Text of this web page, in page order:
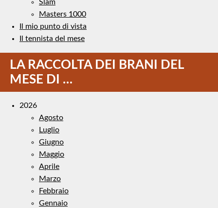
Slam
Masters 1000
Il mio punto di vista
Il tennista del mese
LA RACCOLTA DEI BRANI DEL
MESE DI …
2026
Agosto
Luglio
Giugno
Maggio
Aprile
Marzo
Febbraio
Gennaio